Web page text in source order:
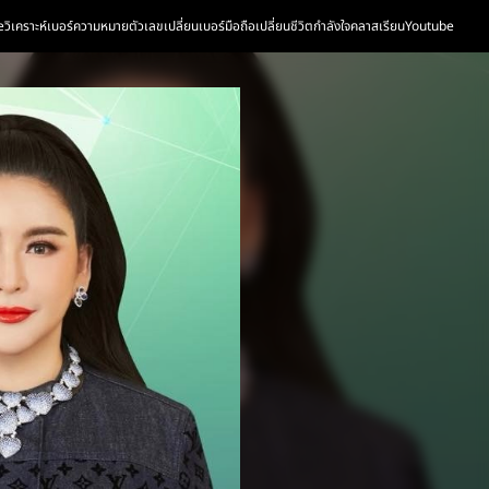
วิเคราะห์เบอร์ความหมายตัวเลขเปลี่ยนเบอร์มือถือเปลี่ยนชีวิตกำลังใจคลาสเรียนYoutube